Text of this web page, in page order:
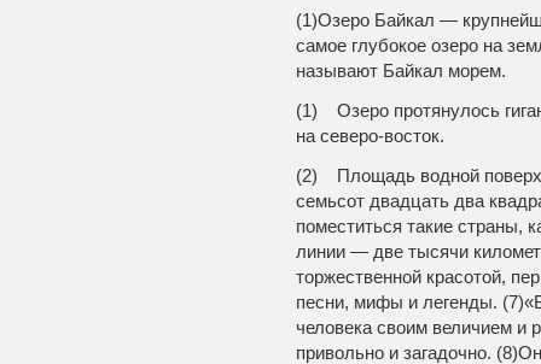
(1)Озеро Байкал —
самое глубокое озеро на
называют Байкал морем.
(1) Озеро протянулось
на северо-восток.
(2) Площадь водной
семьсот двадцать два
поместиться такие страны,
линии — две тысячи
торжественной красотой,
песни, мифы и легенды.
человека своим величием и
привольно и загадочно.